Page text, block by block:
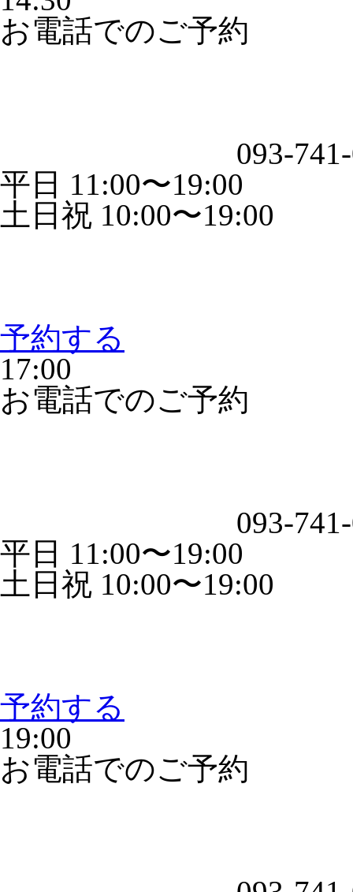
お電話でのご予約
093-
平日 11:00〜19:00
土日祝 10:00〜19:00
予約する
17:00
お電話でのご予約
093-
平日 11:00〜19:00
土日祝 10:00〜19:00
予約する
19:00
お電話でのご予約